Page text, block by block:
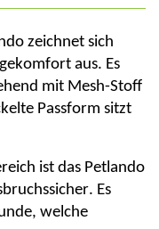
zeichnet sich
aus. Es
mit Mesh-Stoff
Passform sitzt
ist das Petlando
Es
welche